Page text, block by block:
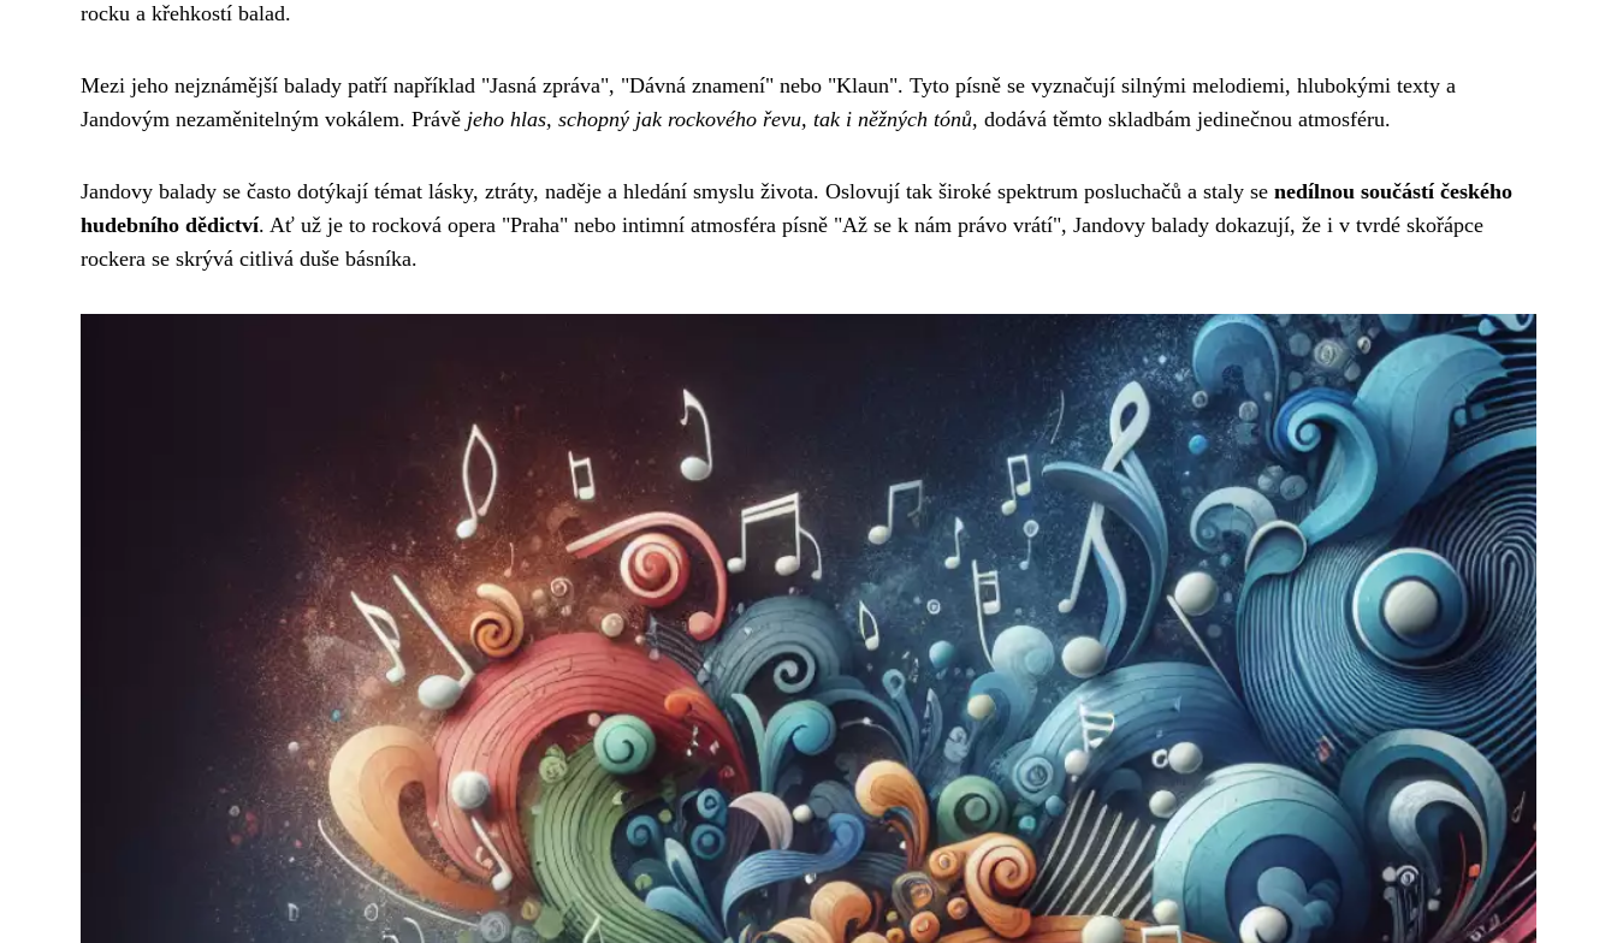
rocku a křehkostí balad.
Mezi jeho nejznámější balady patří například "Jasná zpráva", "Dávná znamení" nebo "Klaun". Tyto písně se vyznačují silnými melodiemi, hlubokými texty a
Jandovým nezaměnitelným vokálem. Právě jeho hlas, schopný jak rockového řevu, tak i něžných tónů, dodává těmto skladbám jedinečnou atmosféru.
Jandovy balady se často dotýkají témat lásky, ztráty, naděje a hledání smyslu života. Oslovují tak široké spektrum posluchačů a staly se nedílnou součástí českého
hudebního dědictví. Ať už je to rocková opera "Praha" nebo intimní atmosféra písně "Až se k nám právo vrátí", Jandovy balady dokazují, že i v tvrdé skořápce
rockera se skrývá citlivá duše básníka.